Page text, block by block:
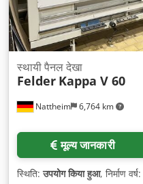
Nattheim 6,764 km
स्थायी पैनल देखा
Felder Kappa V 60
मूल्य जानकारी
स्थिति:उपयोग किया हुआ, निर्माण वर्ष: